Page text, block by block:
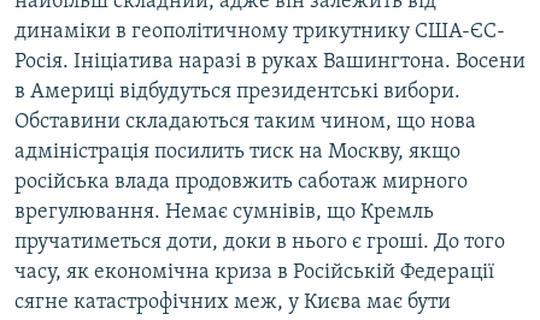
динаміки в геополітичному трикутнику США-ЄС-
Росія. Ініціатива наразі в руках Вашингтона. Восени
в Америці відбудуться президентські вибори.
Обставини складаються таким чином, що нова
адміністрація посилить тиск на Москву, якщо
російська влада продовжить саботаж мирного
врегулювання. Немає сумнівів, що Кремль
пручатиметься доти, доки в нього є гроші. До того
часу, як економічна криза в Російській Федерації
сягне катастрофічних меж, у Києва має бути